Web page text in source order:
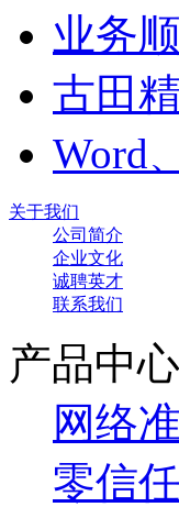
业务
古田
Word
关于我们
公司简介
企业文化
诚聘英才
联系我们
产品中心
网络
零信